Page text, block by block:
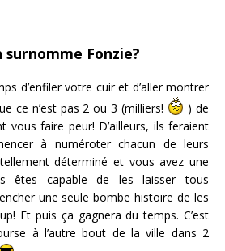
surnomme Fonzie?
d’enfiler votre cuir et d’aller montrer
ce n’est pas 2 ou 3 (milliers!
) de
vous faire peur! D’ailleurs, ils feraient
à numéroter chacun de leurs
déterminé et vous avez une
êtes capable de les laisser tous
une seule bombe histoire de les
Et puis ça gagnera du temps. C’est
à l’autre bout de la ville dans 2